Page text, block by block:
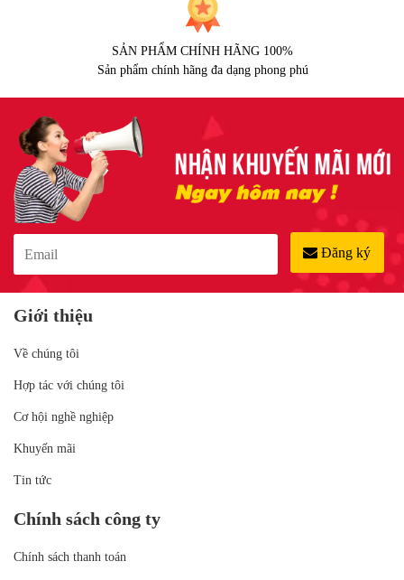
SẢN PHẨM CHÍNH HÃNG 100%
Sản phẩm chính hãng đa dạng phong phú
Đăng ký
Giới thiệu
Về chúng tôi
Hợp tác với chúng tôi
Cơ hội nghề nghiệp
Khuyến mãi
Tin tức
Chính sách công ty
Chính sách thanh toán